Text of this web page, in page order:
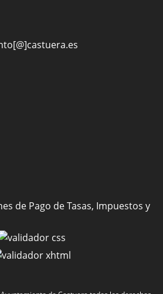
de Pago de Tasas, Impuestos y